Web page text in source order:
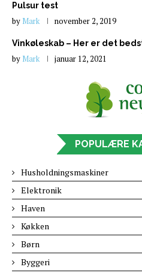
Pulsur test
by Mark november 2, 2019
Vinkøleskab – Her er det
by Mark januar 12, 2021
POPULÆRE
Husholdningsmaskiner
Elektronik
Haven
Køkken
Børn
Byggeri